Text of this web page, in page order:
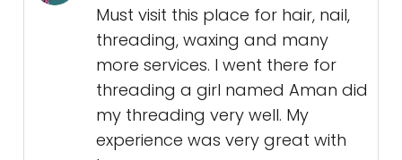
Must visit this place for hair, nail,
threading, waxing and many
more services. I went there for
threading a girl named Aman did
my threading very well. My
experience was very great with